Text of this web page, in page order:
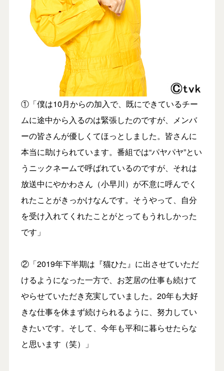
①「僕は10月からの加入で、既にできているチー
ムに途中から入るのは緊張したのですが、メンバ
ーの皆さんが優しくてほっとしました。皆さんに
本当に助けられています。番組では“パヤパヤ”とい
うニックネームで呼ばれているのですが、それは
放送中にやかわさん（小早川）が不意に呼んでく
れたことがきっかけなんです。そうやって、自分
を受け入れてくれたことがとってもうれしかった
です」
②「2019年下半期は『猫ひた』に出させていただ
けるようになった一方で、お芝居の仕事も続けて
やらせていただき充実していました。20年も大好
きな仕事を休まず続けられるように、努力してい
きたいです。そして、今年も平和に暮らせたらな
と思います（笑）」